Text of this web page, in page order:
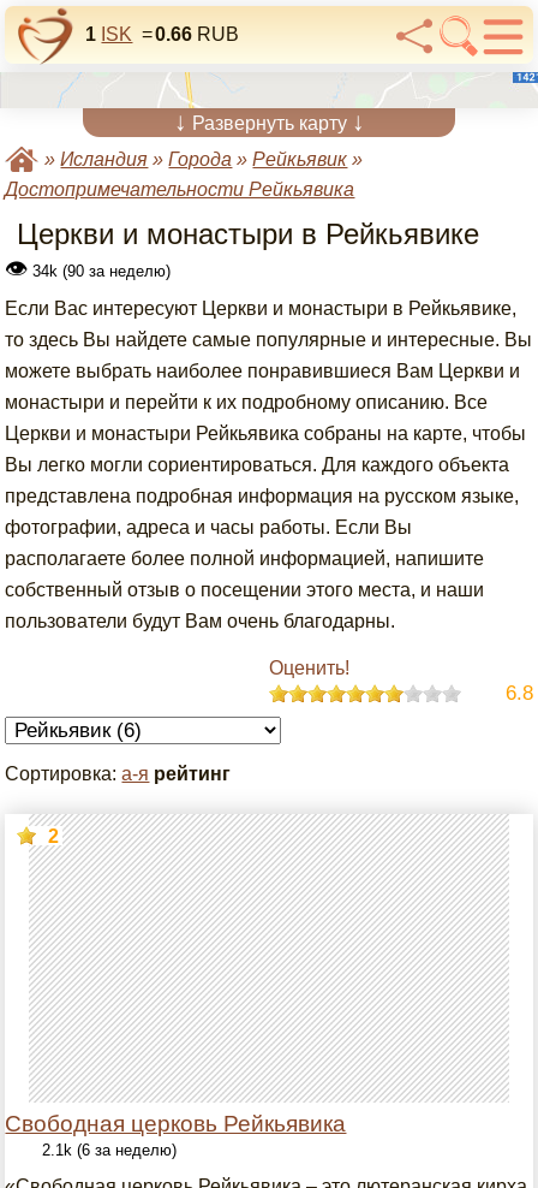
1 ISK =0.66 RUB
↓ Развернуть карту ↓
»Исландия »Города »Рейкьявик »
Достопримечательности Рейкьявика
Церкви и монастыри в Рейкьявике
👁 34k (90 за неделю)
Если Вас интересуют Церкви и монастыри в Рейкьявике,
то здесь Вы найдете самые популярные и интересные. Вы
можете выбрать наиболее понравившиеся Вам Церкви и
монастыри и перейти к их подробному описанию. Все
Церкви и монастыри Рейкьявика собраны на карте, чтобы
Вы легко могли сориентироваться. Для каждого объекта
представлена подробная информация на русском языке,
фотографии, адреса и часы работы. Если Вы
располагаете более полной информацией, напишите
собственный отзыв о посещении этого места, и наши
пользователи будут Вам очень благодарны.
Оценить!
6.8
Сортировка:а-я рейтинг
Свободная церковь Рейкьявика
2
2.1k (6 за неделю)